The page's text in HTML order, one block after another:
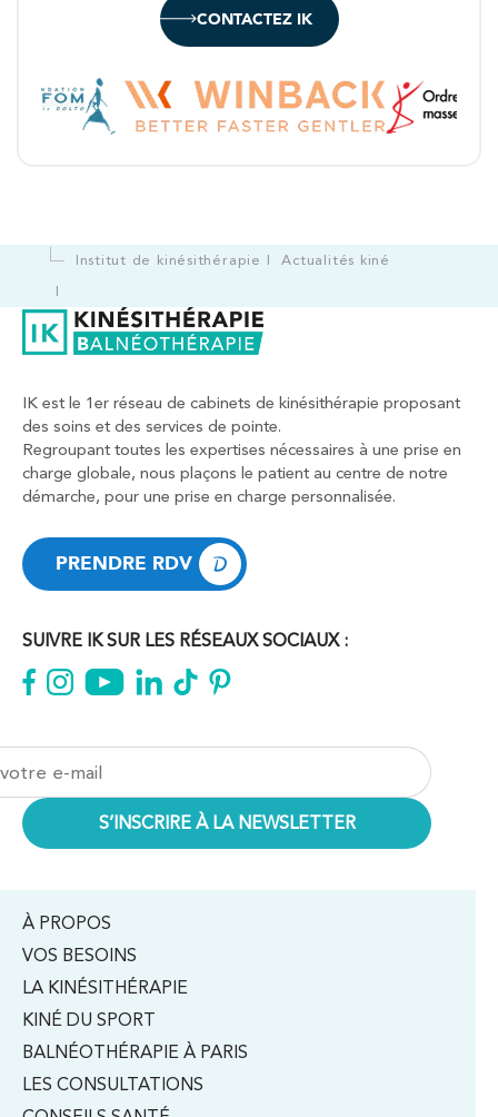
CONTACTEZ IK
Institut de kinésithérapie Actualités kiné
IK est le 1er réseau de cabinets de kinésithérapie proposant
des soins et des services de pointe.
Regroupant toutes les expertises nécessaires à une prise en
charge globale, nous plaçons le patient au centre de notre
démarche, pour une prise en charge personnalisée.
PRENDRE RDV
SUIVRE IK SUR LES RÉSEAUX SOCIAUX :
À PROPOS
VOS BESOINS
LA KINÉSITHÉRAPIE
KINÉ DU SPORT
BALNÉOTHÉRAPIE À PARIS
LES CONSULTATIONS